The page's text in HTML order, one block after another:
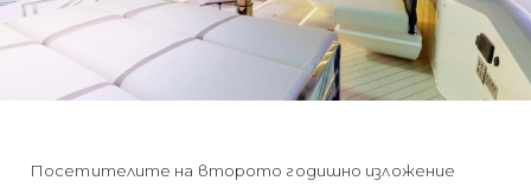
Посетителите на второто годишно изложение